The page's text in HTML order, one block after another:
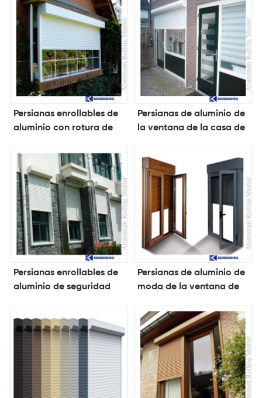
Persianas enrollables de
aluminio con rotura de
Persianas de aluminio de
la ventana de la casa de
diseño de moda
Persianas enrollables de
aluminio de seguridad
Persianas de aluminio de
moda de la ventana de
enrollable